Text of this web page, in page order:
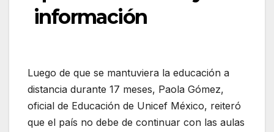
información
Luego de que se mantuviera la educación a
distancia durante 17 meses, Paola Gómez,
oficial de Educación de Unicef México, reiteró
que el país no debe de continuar con las aulas